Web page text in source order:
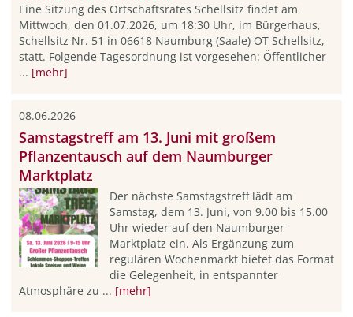
Eine Sitzung des Ortschaftsrates Schellsitz findet am
Mittwoch, den 01.07.2026, um 18:30 Uhr, im Bürgerhaus,
Schellsitz Nr. 51 in 06618 Naumburg (Saale) OT Schellsitz,
statt. Folgende Tagesordnung ist vorgesehen: Öffentlicher
... [mehr]
08.06.2026
Samstagstreff am 13. Juni mit großem
Pflanzentausch auf dem Naumburger
Marktplatz
Der nächste Samstagstreff lädt am
Samstag, dem 13. Juni, von 9.00 bis 15.00
Uhr wieder auf den Naumburger
Marktplatz ein. Als Ergänzung zum
regulären Wochenmarkt bietet das Format
die Gelegenheit, in entspannter
Atmosphäre zu ... [mehr]